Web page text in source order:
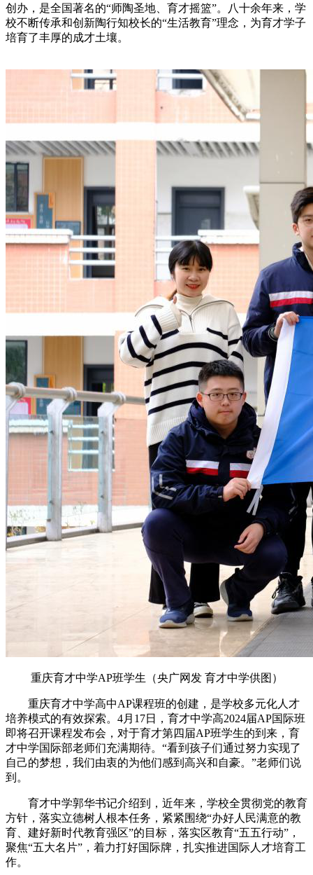
创办，是全国著名的“师陶圣地、育才摇篮”。
八十余年来，学
校不断传承和创新陶行知校长的“生活教育”理念 ，为育才学子
培育了丰厚的成才土壤。
重庆育才中学AP班学生（央广网发 育才中学供图）
重庆育才中学高中AP课程班的创建，是学校多元化人才
培养模式的有效探索。 4月17日，育才中学高2024届AP国际班
即将召开课程发布会 ，对于育才第四 届AP班学生的到来， 育
才中学国际部老师们充满期待。“看到孩子们通过努力实现了
自己的梦想，我们由衷的为他们感到高兴和自豪。 ”老师们说
到。
育才中学郭华书记介绍到，近年来，学校全贯彻党的教育
方针，落实立德树人根本任务，紧紧围绕“办好人民满意的教
育、建好新时代教育强区”的目标，落实区教育“五五行动”，
聚焦“五大名片”，着力打好国际牌，扎实推进国际人才培育工
作。